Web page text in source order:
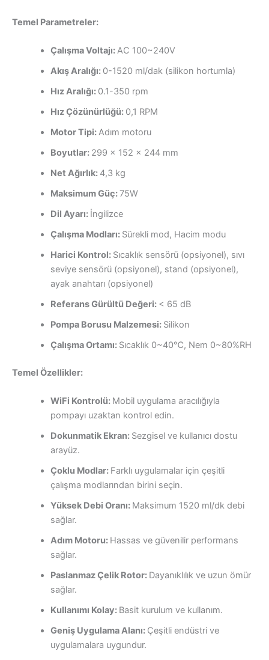
Temel Parametreler:
Çalışma Voltajı:AC 100~240V
Akış Aralığı: 0-1520 ml/dak (silikon hortumla)
Hız Aralığı: 0.1-350 rpm
Hız Çözünürlüğü: 0,1 RPM
Motor Tipi:Adım motoru
Boyutlar: 299 x 152 x 244 mm
Net Ağırlık: 4,3 kg
Maksimum Güç: 75W
Dil Ayarı: İngilizce
Çalışma Modları: Sürekli mod, Hacim modu
Harici Kontrol: Sıcaklık sensörü (opsiyonel), sıvı
seviye sensörü (opsiyonel), stand (opsiyonel),
ayak anahtarı (opsiyonel)
Referans Gürültü Değeri: < 65 dB
Pompa Borusu Malzemesi: Silikon
Çalışma Ortamı: Sıcaklık 0~40℃, Nem 0~80%RH
Temel Özellikler:
WiFi Kontrolü: Mobil uygulama aracılığıyla
pompayı uzaktan kontrol edin.
Dokunmatik Ekran: Sezgisel ve kullanıcı dostu
arayüz.
Çoklu Modlar: Farklı uygulamalar için çeşitli
çalışma modlarından birini seçin.
Yüksek Debi Oranı: Maksimum 1520 ml/dk debi
sağlar.
Adım Motoru: Hassas ve güvenilir performans
sağlar.
Paslanmaz Çelik Rotor: Dayanıklılık ve uzun ömür
sağlar.
Kullanımı Kolay: Basit kurulum ve kullanım.
Geniş Uygulama Alanı: Çeşitli endüstri ve
uygulamalara uygundur.